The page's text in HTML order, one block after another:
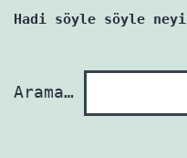
yazı
Hadi söyle söyle
Arama…